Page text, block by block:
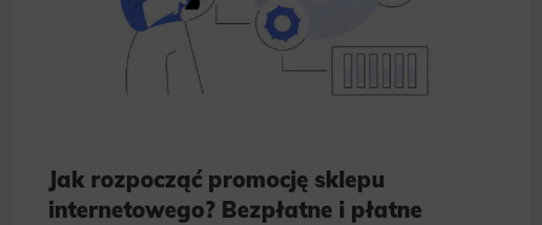
Jak rozpocząć promocję sklepu
internetowego? Bezpłatne i płatne